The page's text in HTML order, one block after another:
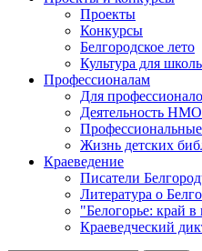
Проекты
Конкурсы
Белгородское лето
Культура для
Профессионалам
Для
Деятельность НМО
Жизнь детских
Краеведение
Писатели
Литература о
"Белогорье: край
Краеведческий